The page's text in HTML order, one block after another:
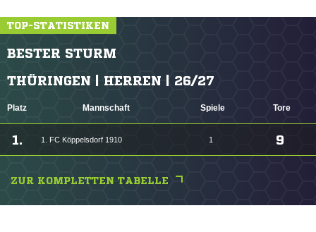
TOP-STATISTIKEN
BESTER STURM
THÜRINGEN | HERREN | 26/27
Platz Mannschaft Spiele Tore
1. 1. FC Köppelsdorf 1910 1 9
ZUR KOMPLETTEN TABELLE